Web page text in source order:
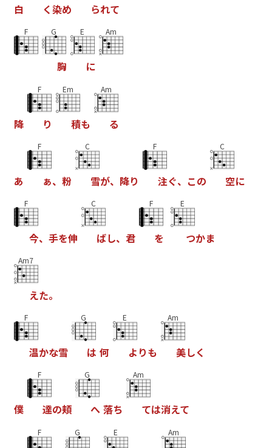
白 く染め られて
F G
胸
E
に
Am
降
F
り
Em
積も
Am
る
あ
F
ぁ、 粉
C
雪が、 降り
F
注ぐ、 この
C
空に
F
今、 手を伸
C
ばし、 君
F
を
E
つかま
Am7
えた。
F
温かな雪
G
は 何
E
よ りも
Am
美しく
僕
F
達の頬
G
へ 落ち
Am
ては消えて
F G E Am